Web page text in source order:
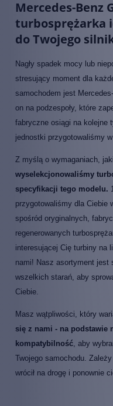
Mercedes-Benz
turbosprężarka
do Twojego
Nagły spadek mocy lub
stresujący moment dla
samochodem jest
on na podzespoły, które
fabryczne osiągi na kolejne
jednostki przygotowaliśmy
Z myślą o wymaganiach,
wyselekcjonowaliśmy
specyfikacji tego modelu.
przygotowaliśmy dla Ciebie
spośród oryginalnych,
regenerowanych
interesującej Cię turbiny na
nami! Nasz asortyment jest
wszelkich starań, aby
Ciebie.
Masz wątpliwości, który
się z nami - na podstawie
kompatybilność, aby
Twojego samochodu.
wrócił na drogę i ponownie